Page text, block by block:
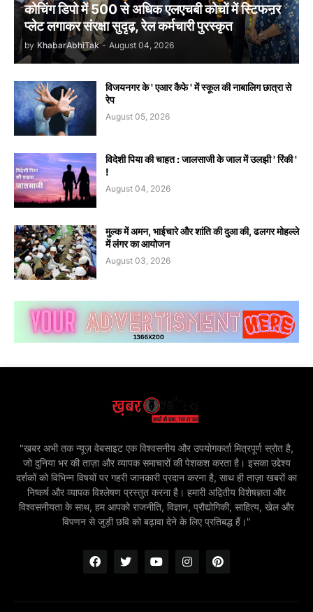
कोचिंग डिपो में 500 से अधिक एलएचबी कोचों में स्टिफऩर
प्लेट लगाकर संरक्षा सुदृढ़, रेल कर्मचारी पुरस्कृत
by KhabarAbhiTak - August 04, 2026
विजयनगर के ' एआर कैफे ' में स्कूल की नाबालिग छात्रा से
रेप
August 05, 2026
विदेशी पिया की चाहत : जालसाजी के जाल में उलझी ' रिंकी '
!
August 04, 2026
मुल्क में अमन, भाईचारे और शांति की दुआ की, ढलगर मोहल्ले
में लंगर का आयोजन
August 03, 2026
"खबर अभी तक न्यूज़ वेबसाइट एक विश्वसनीय और उपयोगकर्ता मित्रपूर्ण स्रोत है,
जो दुनिया भर की ताज़ा और व्यापक समाचारों की पेशकश करता है। इसका उद्देश्य
दर्शकों को विभिन्न विषयों पर गहरी जानकारी प्रदान करना है, साथ ही ताज़ा खबरों का
निष्कर्ष और व्यापक विश्लेषण प्रस्तुत करना है। हमारी अद्वितीय विशेषज्ञता और
विश्वसनीयता के साथ, हम आपको राजनीति, विज्ञान, प्रौद्योगिकी, साहित्य, खेल और
विपणन से जुड़ी छवि को बढ़ावा देने के लिए प्रतिबद्ध हैं।"